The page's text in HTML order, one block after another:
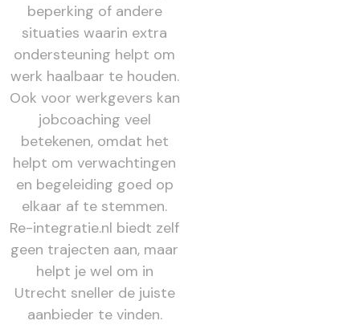
beperking of andere
situaties waarin extra
ondersteuning helpt om
werk haalbaar te houden.
Ook voor werkgevers kan
jobcoaching veel
betekenen, omdat het
helpt om verwachtingen
en begeleiding goed op
elkaar af te stemmen.
Re-integratie.nl biedt zelf
geen trajecten aan, maar
helpt je wel om in
Utrecht sneller de juiste
aanbieder te vinden.